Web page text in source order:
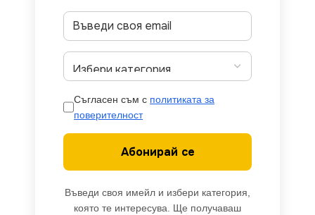
Съгласен съм с политиката за
поверителност
Абонирай се
Въведи своя имейл и избери категория,
която те интересува. Ще получаваш